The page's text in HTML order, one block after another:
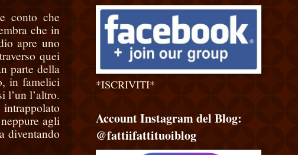
conto che
che in
apre uno
quei
parte della
in famelici
l’un l’altro.
agli
diventando
*ISCRIVITI*
Account Instagram del Blog:
@fattiifattituoiblog